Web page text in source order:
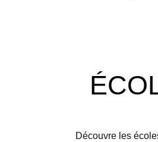
Découvre les